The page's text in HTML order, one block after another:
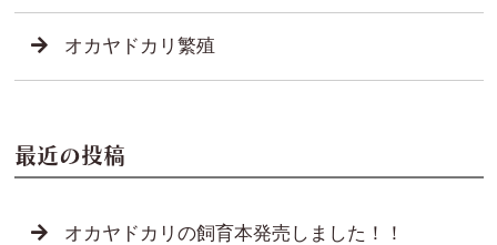
オカヤドカリ繁殖
最近の投稿
オカヤドカリの飼育本発売しました！！